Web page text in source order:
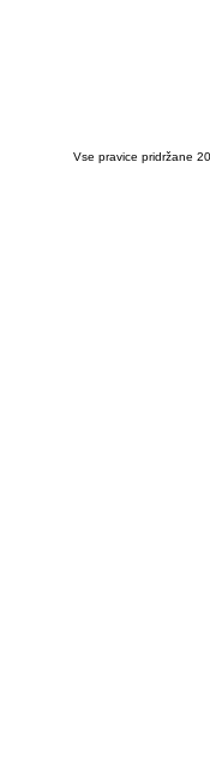
Vse pravice pridržane